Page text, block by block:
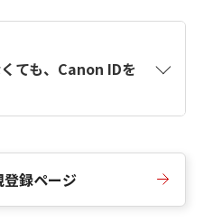
ても、Canon IDを
録ページ